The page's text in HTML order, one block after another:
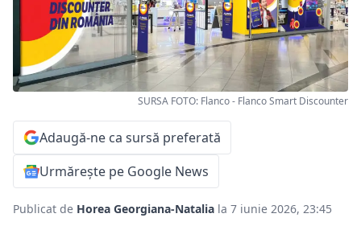
SURSA FOTO: Flanco - Flanco Smart Discounter
Adaugă-ne ca sursă preferată
Urmărește pe Google News
Publicat de Horea Georgiana-Natalia la 7 iunie 2026, 23:45